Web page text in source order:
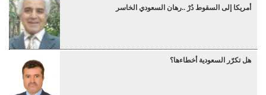
أمريكا إلى السقوط دُرْ ..رهان السعودي الخاسر
هل تكرّر السعودية أخطاءها؟